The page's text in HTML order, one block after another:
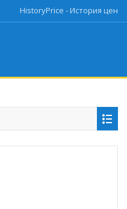
HistoryPrice - История цен